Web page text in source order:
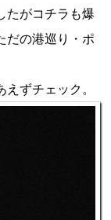
たがコチラも爆
だの港巡り・ポ
ずチェック。